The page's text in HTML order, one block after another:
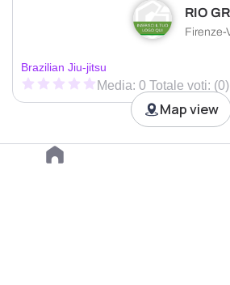
Brazilian Jiu-jitsu
Media: 0 Totale voti: (0)
Map view